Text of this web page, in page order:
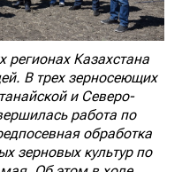
Казахстана
В трех зерносеющих
и Северо-
работа по
обработка
зерновых культур по